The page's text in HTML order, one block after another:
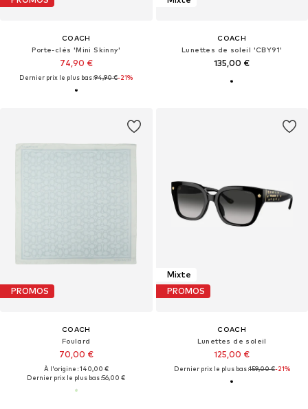
COACH
Porte-clés 'Mini Skinny'
74,90 €
Dernier prix le plus bas :94,90 €-21%
COACH
Lunettes de soleil 'CBY91'
135,00 €
PROMOS
COACH
Foulard
70,00 €
À l'origine : 140,00 €
Dernier prix le plus bas :56,00 €
Mixte
PROMOS
COACH
Lunettes de soleil
125,00 €
Dernier prix le plus bas :159,00 €-21%